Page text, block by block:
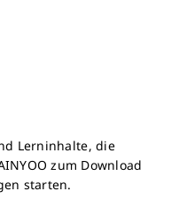
Lerninhalte, die
zum Download
starten.